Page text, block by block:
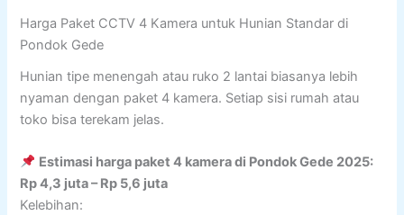
Harga Paket CCTV 4 Kamera untuk Hunian Standar di
Pondok Gede
Hunian tipe menengah atau ruko 2 lantai biasanya lebih
nyaman dengan paket 4 kamera. Setiap sisi rumah atau
toko bisa terekam jelas.
Estimasi harga paket 4 kamera di Pondok Gede 2025:
Rp 4,3 juta – Rp 5,6 juta
Kelebihan: